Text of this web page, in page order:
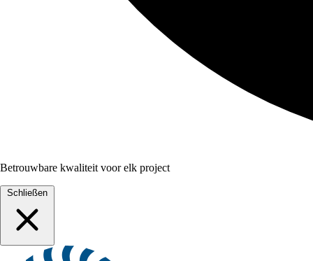
Betrouwbare kwaliteit voor elk project
Schließen